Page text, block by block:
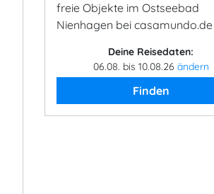
freie Objekte im Ostseebad
Nienhagen bei casamundo.de
Deine Reisedaten:
06.08. bis 10.08.26 ändern
Finden